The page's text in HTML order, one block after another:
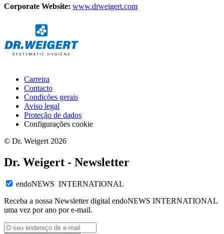
Corporate Website: www.drweigert.com
Carreira
Contacto
Condições gerais
Aviso legal
Proteção de dados
Configurações cookie
© Dr. Weigert 2026
Dr. Weigert - Newsletter
endoNEWS INTERNATIONAL
Receba a nossa Newsletter digital endoNEWS INTERNATIONAL
uma vez por ano por e-mail.